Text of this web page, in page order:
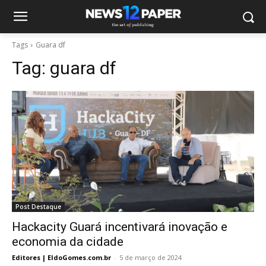
Tags Guara df
Tag: guara df
Post Destaque
Hackacity Guará incentivará inovação e
economia da cidade
Editores | EldoGomes.com.br - 5 de março de 2024